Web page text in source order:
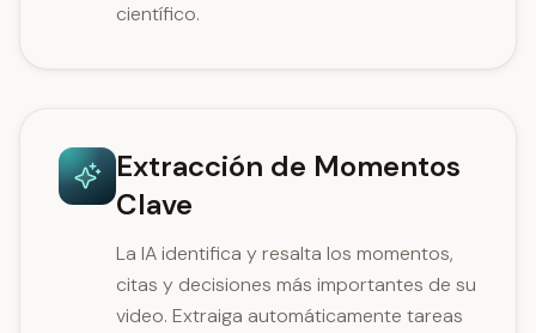
científico.
Extracción de Momentos
Clave
La IA identifica y resalta los momentos,
citas y decisiones más importantes de su
video. Extraiga automáticamente tareas